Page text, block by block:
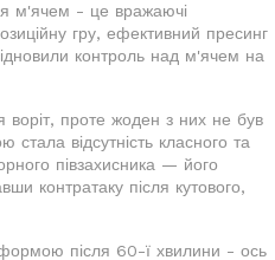
м'ячем - це вражаючі
гру, ефективний пресинг
контроль над м'ячем на
проте жоден з них не був
відсутність класного та
півзахисника — його
контратаку після кутового,
формою після 60-ї хвилини - ось